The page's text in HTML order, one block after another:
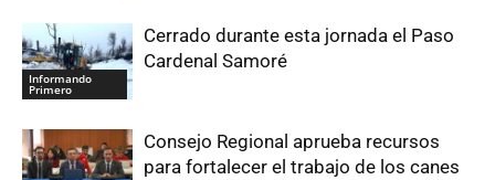
Informando
Primero
Cerrado durante esta jornada el Paso
Cardenal Samoré
Consejo Regional aprueba recursos
para fortalecer el trabajo de los canes